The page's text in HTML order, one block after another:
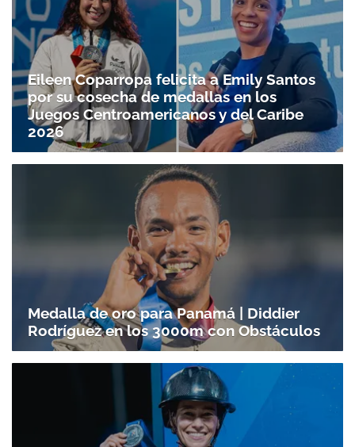
Eileen Coparropa felicita a Emily Santos
por su cosecha de medallas en los
Juegos Centroamericanos y del Caribe
2026
Medalla de oro para Panamá | Diddier
Rodríguez en los 3000m con Obstáculos